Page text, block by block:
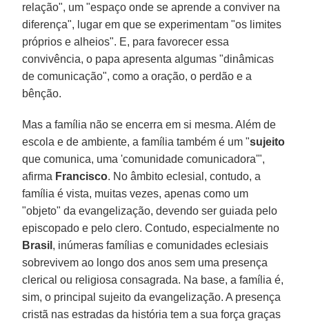
relação", um "espaço onde se aprende a conviver na
diferença", lugar em que se experimentam "os limites
próprios e alheios". E, para favorecer essa
convivência, o papa apresenta algumas "dinâmicas
de comunicação", como a oração, o perdão e a
bênção.
Mas a família não se encerra em si mesma. Além de
escola e de ambiente, a família também é um "sujeito
que comunica, uma 'comunidade comunicadora'",
afirma Francisco. No âmbito eclesial, contudo, a
família é vista, muitas vezes, apenas como um
"objeto" da evangelização, devendo ser guiada pelo
episcopado e pelo clero. Contudo, especialmente no
Brasil , inúmeras famílias e comunidades eclesiais
sobrevivem ao longo dos anos sem uma presença
clerical ou religiosa consagrada. Na base, a família é,
sim, o principal sujeito da evangelização. A presença
cristã nas estradas da história tem a sua força graças